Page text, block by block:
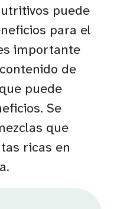
puede
para el
importante
de
puede
Se
que
ricas en